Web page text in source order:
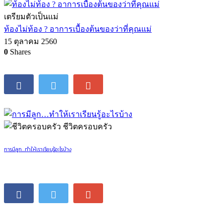
เตรียมตัวเป็นแม่
ท้องไม่ท้อง ? อาการเบื้องต้นของว่าที่คุณแม่
15 ตุลาคม 2560
0 Shares
ชีวิตครอบครัว
การมีลูก…ทำให้เราเรียนรู้อะไรบ้าง